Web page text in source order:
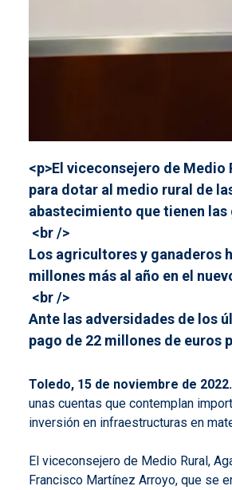
<p>El viceconsejero de
para dotar al medio rural de
abastecimiento que tienen las
<br />
Los agricultores y ganaderos
millones más al año en el
<br />
Ante las adversidades de los
pago de 22 millones de euros
Toledo, 15 de noviembre de
unas cuentas que contemplan
inversión en infraestructuras en
El viceconsejero de Medio Rural,
Francisco Martínez Arroyo, que se